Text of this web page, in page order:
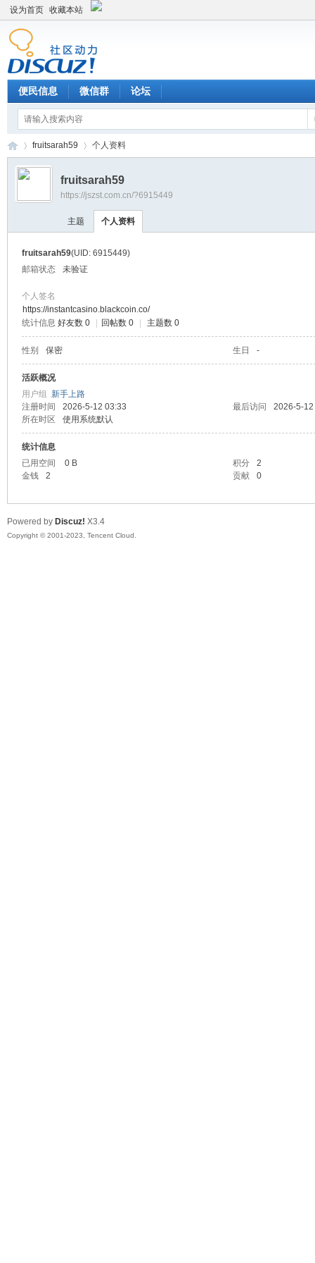
设为首页 收藏本站
便民信息 微信群 论坛
›
fruitsarah59 个人资料
fruitsarah59
https://jszst.com.cn/?6915449
主题 个人资料
fruitsarah59(UID: 6915449)
邮箱状态
未验证
个人签名
https://instantcasino.blackcoin.co/
统计信息 好友数 0 回帖数 0 主题数 0
性别 保密 生日 -
活跃概况
用户组 新手上路
注册时间
2026-5-12 03:33 最后访问
2026-5-
所在时区
使用系统默认
统计信息
已用空间
0 B 积分
2
金钱
2 贡献 0
Powered by Discuz! X3.4
Copyright © 2001-2023, Tencent Cloud.